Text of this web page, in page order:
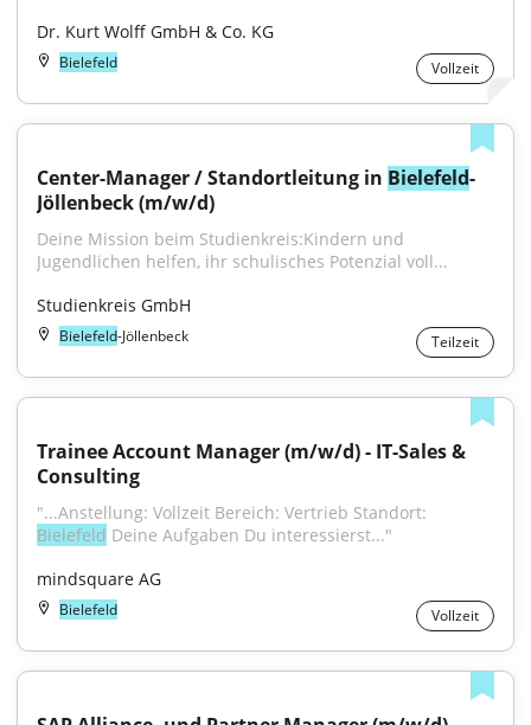
Dr. Kurt Wolff GmbH & Co. KG
Bielefeld Vollzeit
Center-Manager / Standortleitung in Bielefeld-
Jöllenbeck (m/w/d)
Deine Mission beim Studienkreis:Kindern und
Jugendlichen helfen, ihr schulisches Potenzial voll...
Studienkreis GmbH
Bielefeld-Jöllenbeck Teilzeit
Trainee Account Manager (m/w/d) - IT-Sales &
Consulting
Bielefeld Deine Aufgaben Du interessierst..."
mindsquare AG
Bielefeld Vollzeit